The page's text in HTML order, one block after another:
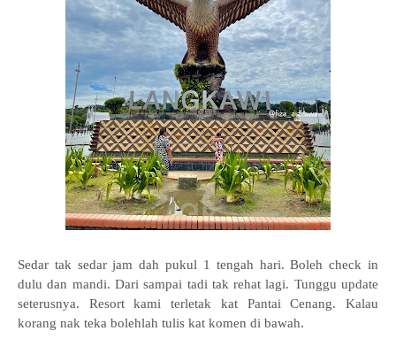
Sedar tak sedar jam dah pukul 1 tengah hari. Boleh check in
dulu dan mandi. Dari sampai tadi tak rehat lagi. Tunggu update
seterusnya. Resort kami terletak kat Pantai Cenang. Kalau
korang nak teka bolehlah tulis kat komen di bawah.